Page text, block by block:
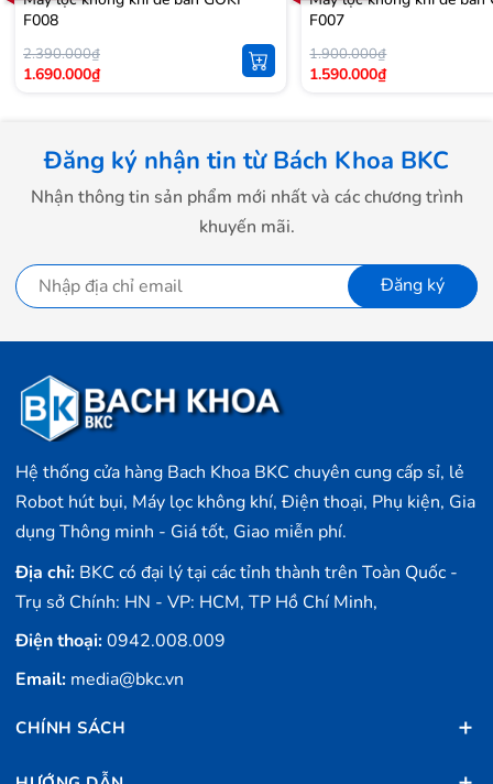
F008
2.390.000₫
1.690.000₫
F007
1.900.000₫
1.590.000₫
Đăng ký nhận tin từ Bách Khoa BKC
Nhận thông tin sản phẩm mới nhất và các chương trình
khuyến mãi.
Đăng ký
Hệ thống cửa hàng Bach Khoa BKC chuyên cung cấp sỉ, lẻ
Robot hút bụi, Máy lọc không khí, Điện thoại, Phụ kiện, Gia
dụng Thông minh - Giá tốt, Giao miễn phí.
Địa chỉ: BKC có đại lý tại các tỉnh thành trên Toàn Quốc -
Trụ sở Chính: HN - VP: HCM, TP Hồ Chí Minh,
Điện thoại:0942.008.009
Email: media@bkc.vn
CHÍNH SÁCH